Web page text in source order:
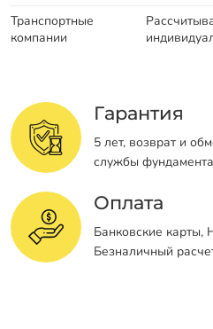
Транспортные
компании
Гарантия
5 лет, возврат и
службы
Оплата
Банковские карты,
Безналичный